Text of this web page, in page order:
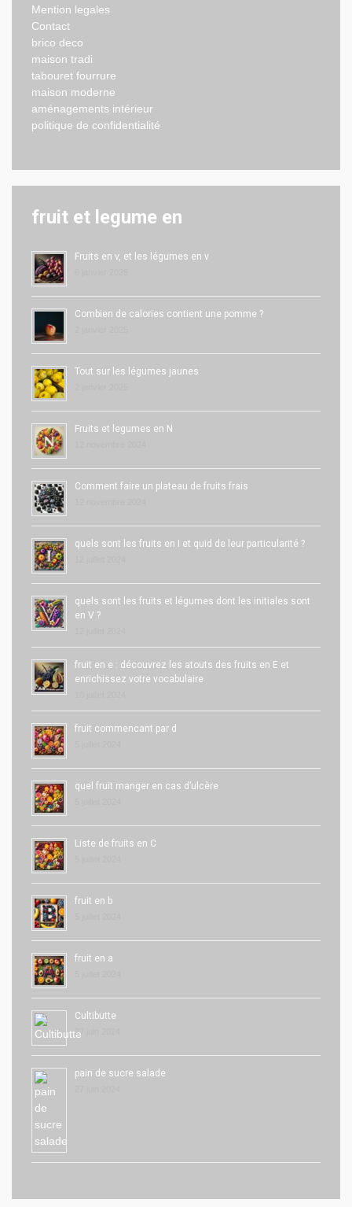
Mention legales
Contact
brico deco
maison tradi
tabouret fourrure
maison moderne
aménagements intérieur
politique de confidentialité
fruit et legume en
Fruits en v, et les légumes en v
Combien de calories contient une pomme ?
Tout sur les légumes jaunes
Fruits et legumes en N
Comment faire un plateau de fruits frais
quels sont les fruits en I et quid de leur particularité ?
quels sont les fruits et légumes dont les initiales sont
en V ?
fruit en e : découvrez les atouts des fruits en E et
enrichissez votre vocabulaire
fruit commencant par d
quel fruit manger en cas d’ulcère
Liste de fruits en C
fruit en b
fruit en a
Cultibutte
27 juin 2024
pain de sucre salade